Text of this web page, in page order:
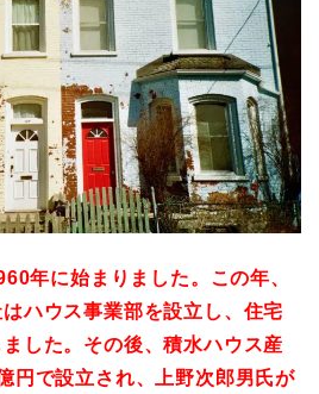
年に始まりました。この年、
ハウス事業部を設立し、住宅
した。その後、積水ハウス産
円で設立され、上野次郎男氏が